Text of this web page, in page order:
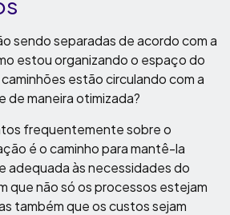
sendo separadas de acordo com a
estou organizando o espaço do
estão circulando com a
de maneira otimizada?
frequentemente sobre o
é o caminho para mantê-la
adequada às necessidades do
que não só os processos estejam
também que os custos sejam